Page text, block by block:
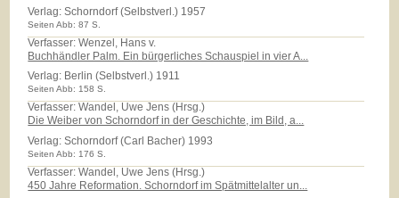
Verlag:Schorndorf (Selbstverl.) 1957
Seiten Abb: 87 S.
Verfasser: Wenzel, Hans v.
Buchhändler Palm. Ein bürgerliches Schauspiel in vier A...
Verlag: Berlin (Selbstverl.) 1911
Seiten Abb: 158 S.
Verfasser: Wandel, Uwe Jens (Hrsg.)
Die Weiber von Schorndorf in der Geschichte, im Bild, a...
Verlag:Schorndorf (Carl Bacher) 1993
Seiten Abb: 176 S.
Verfasser: Wandel, Uwe Jens (Hrsg.)
450 Jahre Reformation. Schorndorf im Spätmittelalter un...